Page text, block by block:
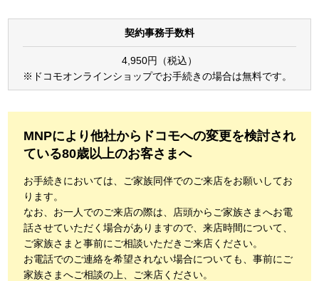
契約事務手数料
4,950円（税込）
※ドコモオンラインショップでお手続きの場合は無料です。
MNPにより他社からドコモへの変更を検討され
ている80歳以上のお客さまへ
お手続きにおいては、ご家族同伴でのご来店をお願いしてお
ります。
なお、お一人でのご来店の際は、店頭からご家族さまへお電
話させていただく場合がありますので、来店時間について、
ご家族さまと事前にご相談いただきご来店ください。
お電話でのご連絡を希望されない場合についても、事前にご
家族さまへご相談の上、ご来店ください。